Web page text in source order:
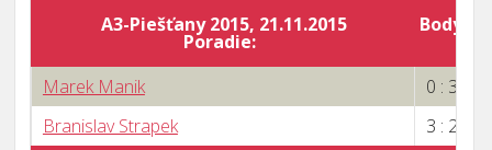
A3-Piešťany 2015, 21.11.2015
Poradie:
Body
Marek Manik
0 : 3
Branislav Strapek
3 : 2